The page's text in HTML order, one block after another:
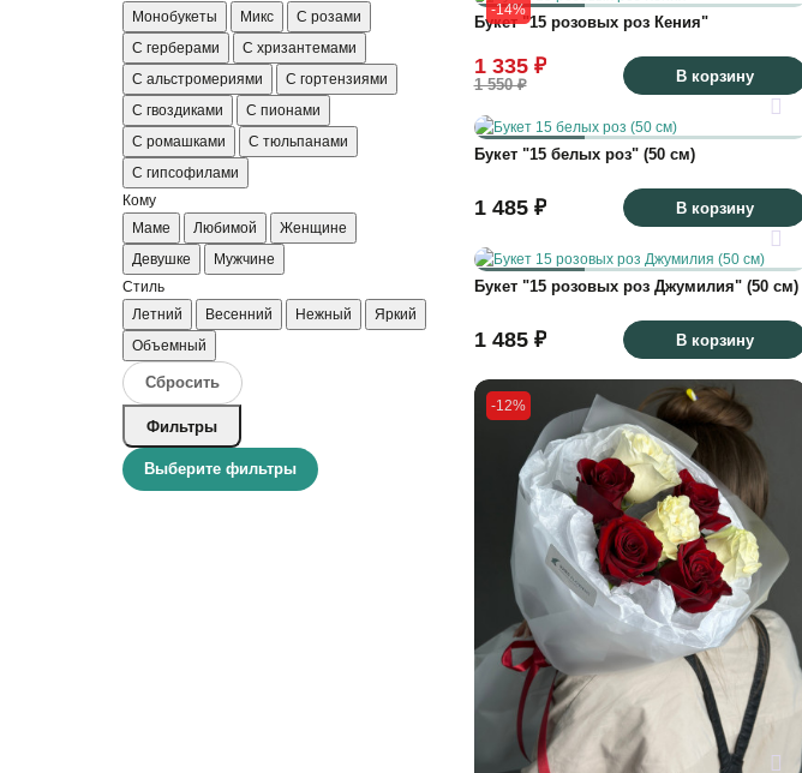
Монобукеты
Микс
С розами
С герберами
С хризантемами
С альстромериями
С гортензиями
С гвоздиками
С пионами
С ромашками
С тюльпанами
С гипсофилами
Кому
Маме
Любимой
Женщине
Девушке
Мужчине
Стиль
Летний
Весенний Нежный
Яркий
Объемный
Сбросить
Фильтры
Выберите фильтры
-14%
Букет "15 розовых роз Кения"
1 335 ₽
1 550 ₽ В корзину
Букет "15 белых роз" (50 см)
1 485 ₽ В корзину
Букет "15 розовых роз Джумилия" (50 см)
1 485 ₽ В корзину
-12%